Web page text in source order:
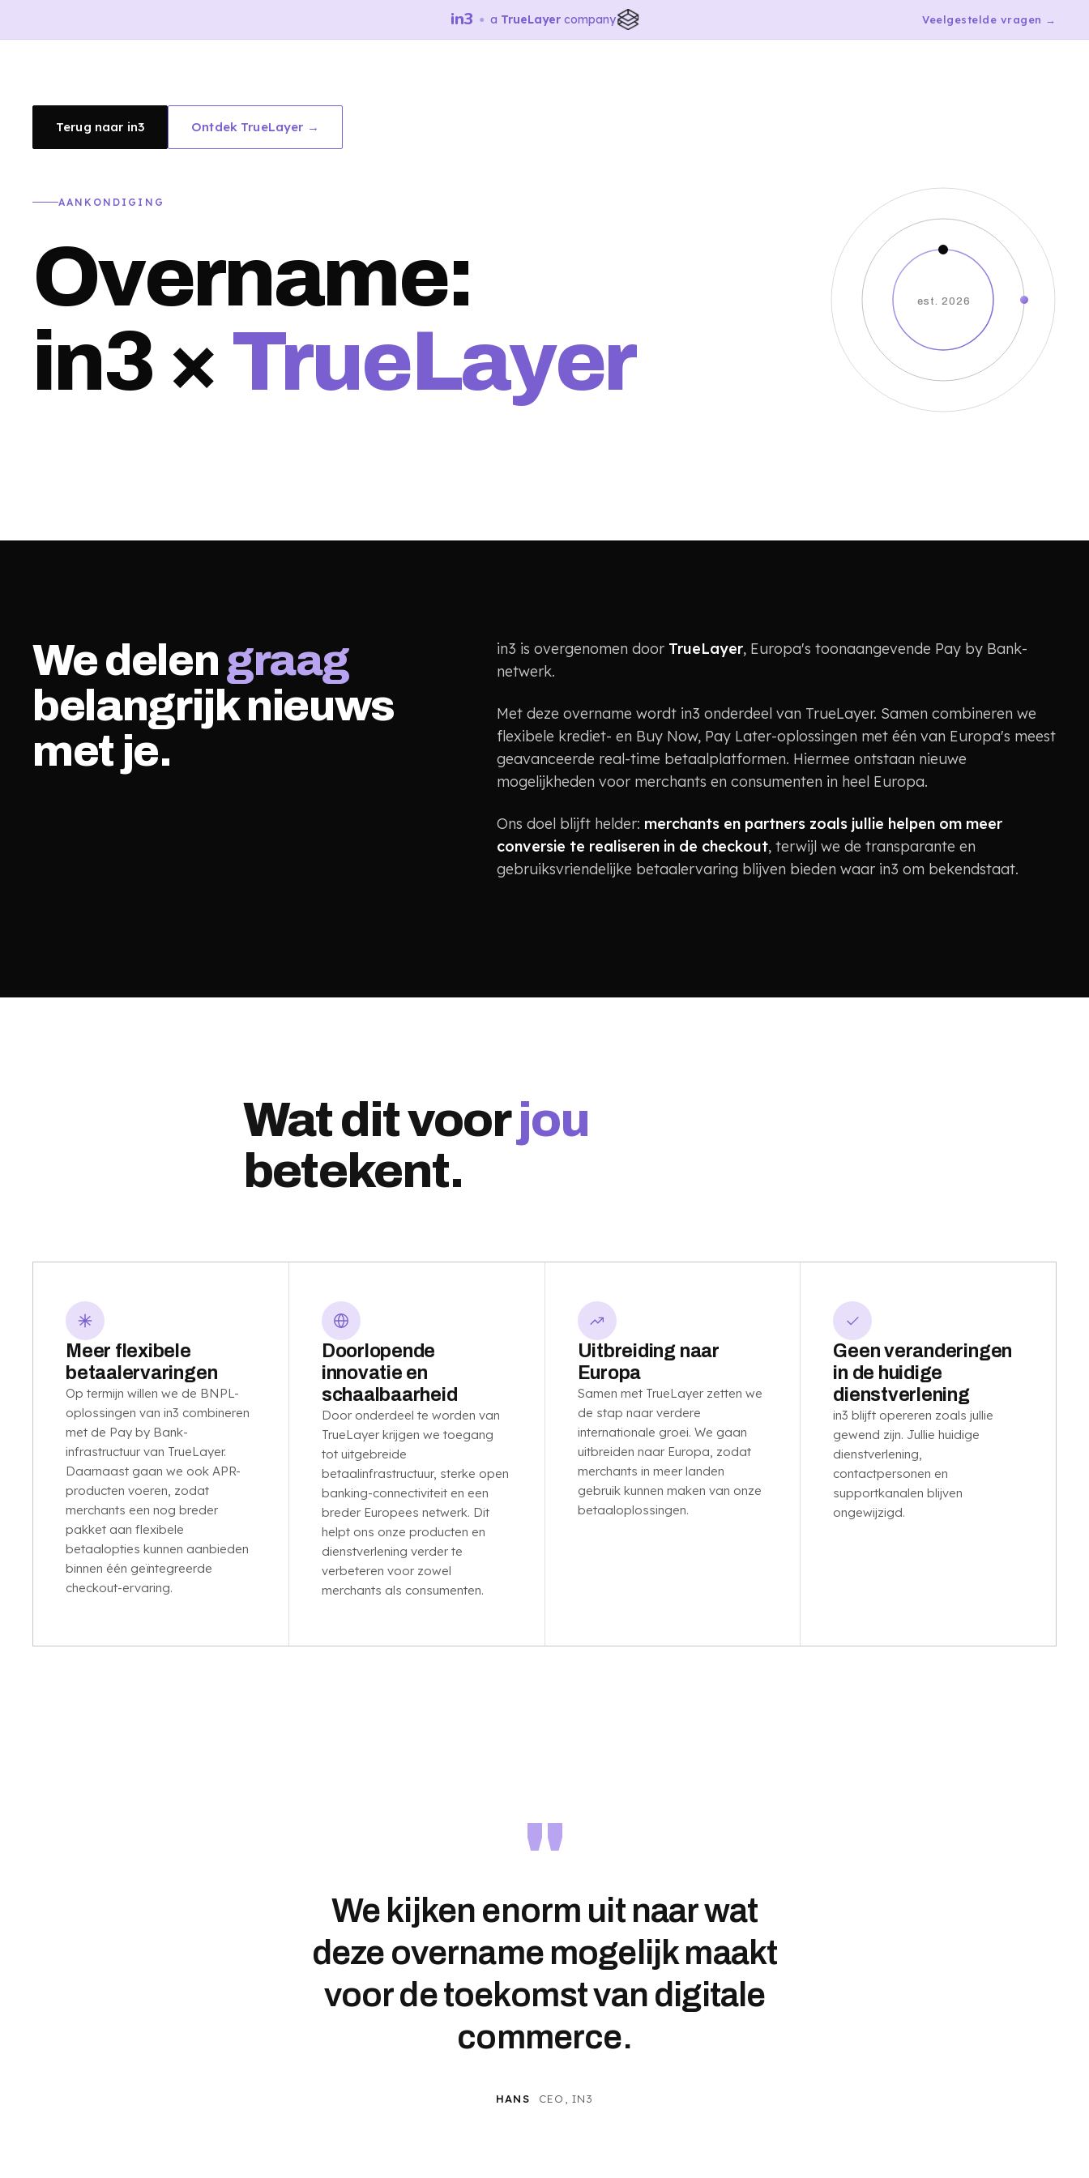
in3 a TrueLayer company Veelgestelde vragen →
Terug naar in3 Ontdek TrueLayer →
AANKONDIGING
Overname:
in3 × TrueLayer
est. 2026
We delen graag
belangrijk nieuws
met je.
in3 is overgenomen door TrueLayer, Europa's toonaangevende Pay by Bank-
netwerk.
Met deze overname wordt in3 onderdeel van TrueLayer. Samen combineren we
flexibele krediet- en Buy Now, Pay Later-oplossingen met één van Europa's meest
geavanceerde real-time betaalplatformen. Hiermee ontstaan nieuwe
mogelijkheden voor merchants en consumenten in heel Europa.
Ons doel blijft helder: merchants en partners zoals jullie helpen om meer
conversie te realiseren in de checkout, terwijl we de transparante en
gebruiksvriendelijke betaalervaring blijven bieden waar in3 om bekendstaat.
Wat dit voorjou
betekent.
Meer flexibele
betaalervaringen
Op termijn willen we de BNPL-
oplossingen van in3 combineren
met de Pay by Bank-
infrastructuur van TrueLayer.
Daarnaast gaan we ook APR-
producten voeren, zodat
merchants een nog breder
pakket aan flexibele
betaalopties kunnen aanbieden
binnen één geïntegreerde
checkout-ervaring.
Doorlopende
innovatie en
schaalbaarheid
Door onderdeel te worden van
TrueLayer krijgen we toegang
tot uitgebreide
betaalinfrastructuur, sterke open
banking-connectiviteit en een
breder Europees netwerk. Dit
helpt ons onze producten en
dienstverlening verder te
verbeteren voor zowel
merchants als consumenten.
Uitbreiding naar
Europa
Samen met TrueLayer zetten we
de stap naar verdere
internationale groei. We gaan
uitbreiden naar Europa, zodat
merchants in meer landen
gebruik kunnen maken van onze
betaaloplossingen.
Geen veranderingen
in de huidige
dienstverlening
in3 blijft opereren zoals jullie
gewend zijn. Jullie huidige
dienstverlening,
contactpersonen en
supportkanalen blijven
ongewijzigd.
"
We kijken enorm uit naar wat
deze overname mogelijk maakt
voor de toekomst van digitale
commerce.
HANS CEO, IN3